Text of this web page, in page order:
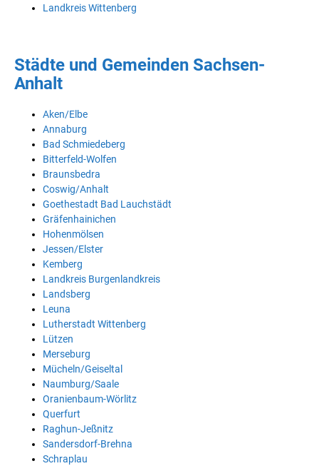
Landkreis Wittenberg
Städte und Gemeinden Sachsen-
Anhalt
Aken/Elbe
Annaburg
Bad Schmiedeberg
Bitterfeld-Wolfen
Braunsbedra
Coswig/Anhalt
Goethestadt Bad Lauchstädt
Gräfenhainichen
Hohenmölsen
Jessen/Elster
Kemberg
Landkreis Burgenlandkreis
Landsberg
Leuna
Lutherstadt Wittenberg
Lützen
Merseburg
Mücheln/Geiseltal
Naumburg/Saale
Oranienbaum-Wörlitz
Querfurt
Raghun-Jeßnitz
Sandersdorf-Brehna
Schraplau